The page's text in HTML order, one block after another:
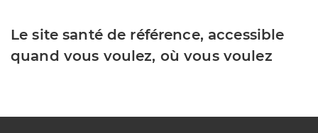
Le site santé de référence, accessible
quand vous voulez, où vous voulez